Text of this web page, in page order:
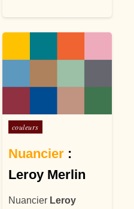
Posté dans
couleurs
Nuancier:
Leroy Merlin
Nuancier Leroy